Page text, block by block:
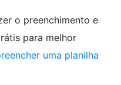
o preenchimento e
para melhor
uma planilha